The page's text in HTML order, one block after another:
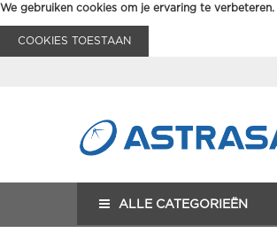
We gebruiken cookies om je ervaring te verbeteren.
COOKIES TOESTAAN
ALLE CATEGORIEËN